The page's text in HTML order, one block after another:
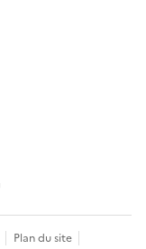
Plan du site